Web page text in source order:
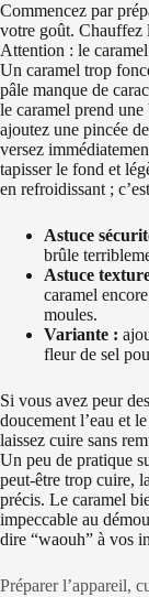
Commencez par
votre goût. Chauffez
Attention : le
Un caramel trop
pâle manque de
le caramel prend
ajoutez une pincée
versez
tapisser le fond et
en refroidissant ;
Astuce
brûle
Astuce
caramel
moules.
Variante :
fleur de sel
Si vous avez peur
doucement l’eau et
laissez cuire sans
Un peu de pratique
peut‑être trop cuire,
précis. Le caramel
impeccable au
dire “waouh” à vos
Préparer l’appareil,